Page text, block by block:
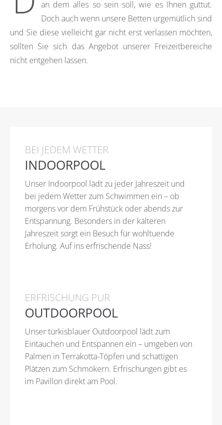
an dem alles so sein soll, wie es Ihnen guttut.
Doch auch wenn unsere Betten urgemütlich sind
und Sie diese vielleicht gar nicht erst verlassen möchten,
sollten Sie sich das Angebot unserer Freizeitbereiche
nicht entgehen lassen.
BEI JEDEM WETTER
INDOORPOOL
Unser Indoorpool lädt zu jeder Jahreszeit und
bei jedem Wetter zum Schwimmen ein – ob
morgens vor dem Frühstück oder abends zur
Entspannung. Besonders in der kälteren
Jahreszeit sorgt ein Besuch für wohltuende
Erholung. Auf ins erfrischende Nass!
ERFRISCHUNG PUR
OUTDOORPOOL
Unser türkisblauer Outdoorpool lädt zum
Eintauchen und Entspannen ein – umgeben von
Palmen in Terrakotta-Töpfen und schattigen
Plätzen zum Schmökern. Erfrischungen gibt es
im Pavillon direkt am Pool.